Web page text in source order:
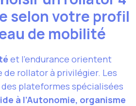
selon votre profil
de mobilité
et l’endurance orientent
rollator à privilégier. Les
plateformes spécialisées
à l’Autonomie, organisme